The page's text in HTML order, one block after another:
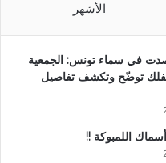
الأشهر
في سماء تونس: الجمعية
توضّح وتكشف تفاصيل
اللمبوكة !!